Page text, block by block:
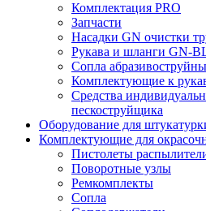
Комплектация PRO
Запчасти
Насадки GN очистки
Рукава и шланги GN-
Сопла
Комплектующие к
Средства
пескоструйщика
Оборудование для
Комплектующие для
Пистолеты
Поворотные узлы
Ремкомплекты
Сопла